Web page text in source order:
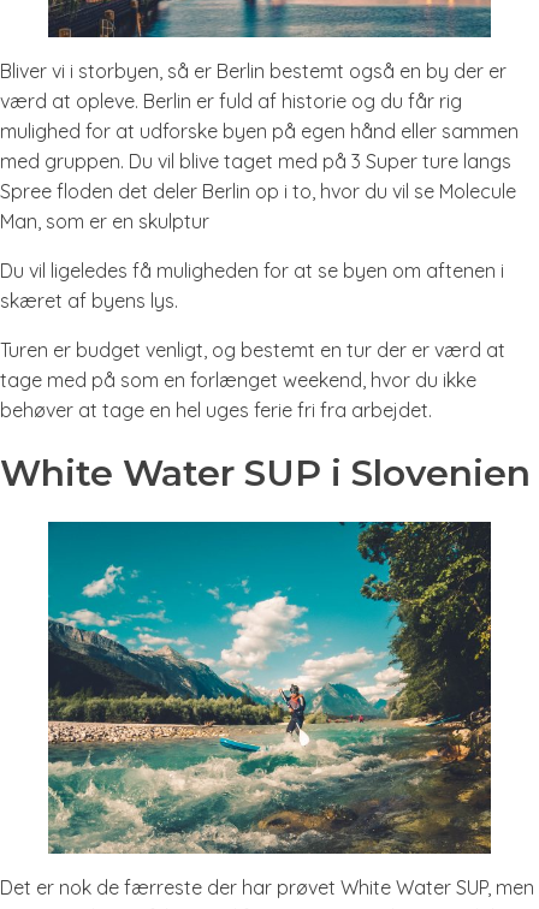
Bliver vi i storbyen, så er Berlin bestemt også en by der er
værd at opleve. Berlin er fuld af historie og du får rig
mulighed for at udforske byen på egen hånd eller sammen
med gruppen. Du vil blive taget med på 3 Super ture langs
Spree floden det deler Berlin op i to, hvor du vil se Molecule
Man, som er en skulptur
Du vil ligeledes få muligheden for at se byen om aftenen i
skæret af byens lys.
Turen er budget venligt, og bestemt en tur der er værd at
tage med på som en forlænget weekend, hvor du ikke
behøver at tage en hel uges ferie fri fra arbejdet.
White Water SUP i Slovenien
Det er nok de færreste der har prøvet White Water SUP, men